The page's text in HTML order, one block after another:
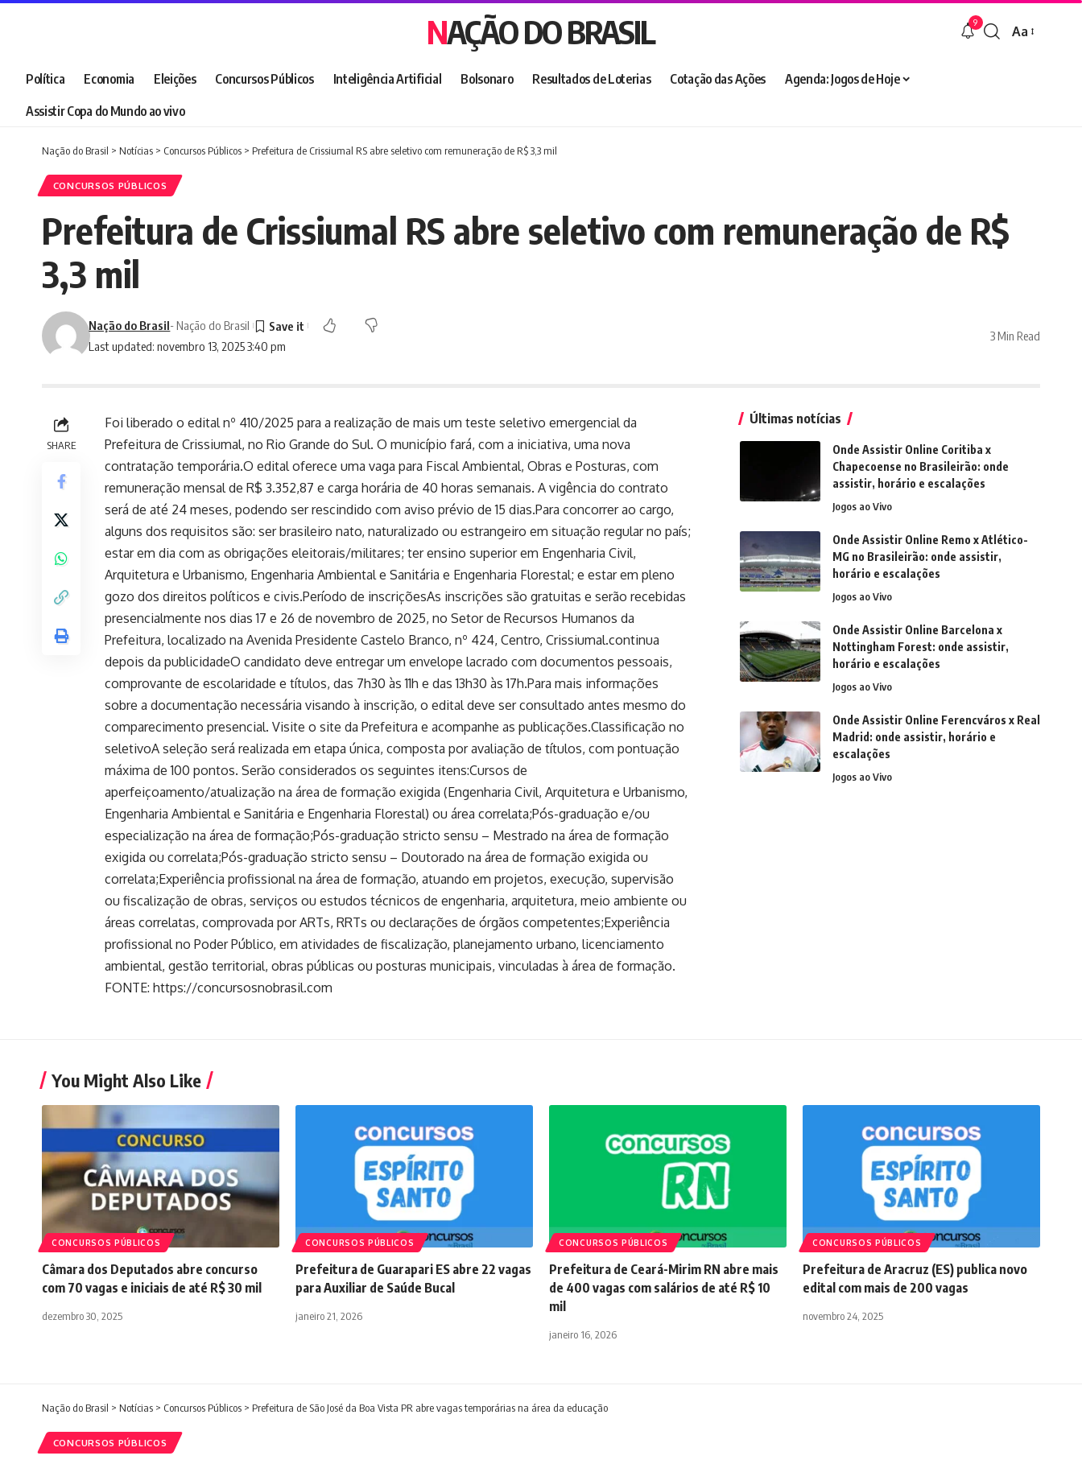
NAÇÃO DO BRASIL 9
Font
Aa
Política Economia Eleições Concursos Públicos Inteligência Artificial Bolsonaro Resultados de Loterias Cotação das Ações
Agenda: Jogos de Hoje
Assistir Copa do Mundo ao vivo
Nação do Brasil > Notícias > Concursos Públicos > Prefeitura de Crissiumal RS abre seletivo com remuneração de R$ 3,3 mil
CONCURSOS PÚBLICOS
Prefeitura de Crissiumal RS abre seletivo com remuneração de R$
3,3 mil
Last updated: novembro 13, 2025 3:40 pm
Nação do Brasil- Nação do Brasil
3 Min Read
SHARE
Foi liberado o edital nº 410/2025 para a realização de mais um teste seletivo emergencial da
Prefeitura de Crissiumal, no Rio Grande do Sul. O município fará, com a iniciativa, uma nova
contratação temporária.O edital oferece uma vaga para Fiscal Ambiental, Obras e Posturas, com
remuneração mensal de R$ 3.352,87 e carga horária de 40 horas semanais. A vigência do contrato
será de até 24 meses, podendo ser rescindido com aviso prévio de 15 dias.Para concorrer ao cargo,
alguns dos requisitos são: ser brasileiro nato, naturalizado ou estrangeiro em situação regular no país;
estar em dia com as obrigações eleitorais/militares; ter ensino superior em Engenharia Civil,
Arquitetura e Urbanismo, Engenharia Ambiental e Sanitária e Engenharia Florestal; e estar em pleno
gozo dos direitos políticos e civis.Período de inscriçõesAs inscrições são gratuitas e serão recebidas
presencialmente nos dias 17 e 26 de novembro de 2025, no Setor de Recursos Humanos da
Prefeitura, localizado na Avenida Presidente Castelo Branco, nº 424, Centro, Crissiumal.continua
depois da publicidadeO candidato deve entregar um envelope lacrado com documentos pessoais,
comprovante de escolaridade e títulos, das 7h30 às 11h e das 13h30 às 17h.Para mais informações
sobre a documentação necessária visando à inscrição, o edital deve ser consultado antes mesmo do
comparecimento presencial. Visite o site da Prefeitura e acompanhe as publicações.Classificação no
seletivoA seleção será realizada em etapa única, composta por avaliação de títulos, com pontuação
máxima de 100 pontos. Serão considerados os seguintes itens:Cursos de
aperfeiçoamento/atualização na área de formação exigida (Engenharia Civil, Arquitetura e Urbanismo,
Engenharia Ambiental e Sanitária e Engenharia Florestal) ou área correlata;Pós-graduação e/ou
especialização na área de formação;Pós-graduação stricto sensu – Mestrado na área de formação
exigida ou correlata;Pós-graduação stricto sensu – Doutorado na área de formação exigida ou
correlata;Experiência profissional na área de formação, atuando em projetos, execução, supervisão
ou fiscalização de obras, serviços ou estudos técnicos de engenharia, arquitetura, meio ambiente ou
áreas correlatas, comprovada por ARTs, RRTs ou declarações de órgãos competentes;Experiência
profissional no Poder Público, em atividades de fiscalização, planejamento urbano, licenciamento
ambiental, gestão territorial, obras públicas ou posturas municipais, vinculadas à área de formação.
FONTE: https://concursosnobrasil.com
Últimas notícias
Onde Assistir Online Coritiba x
Chapecoense no Brasileirão: onde
assistir, horário e escalações
Jogos ao Vivo
Onde Assistir Online Remo x Atlético-
MG no Brasileirão: onde assistir,
horário e escalações
Jogos ao Vivo
Onde Assistir Online Barcelona x
Nottingham Forest: onde assistir,
horário e escalações
Jogos ao Vivo
Onde Assistir Online Ferencváros x Real
Madrid: onde assistir, horário e
escalações
Jogos ao Vivo
You Might Also Like
CONCURSOS PÚBLICOS
Câmara dos Deputados abre concurso
com 70 vagas e iniciais de até R$ 30 mil
dezembro 30, 2025
CONCURSOS PÚBLICOS
Prefeitura de Guarapari ES abre 22 vagas
para Auxiliar de Saúde Bucal
janeiro 21, 2026
CONCURSOS PÚBLICOS
Prefeitura de Ceará-Mirim RN abre mais
de 400 vagas com salários de até R$ 10
mil
janeiro 16, 2026
CONCURSOS PÚBLICOS
Prefeitura de Aracruz (ES) publica novo
edital com mais de 200 vagas
novembro 24, 2025
Nação do Brasil > Notícias > Concursos Públicos > Prefeitura de São José da Boa Vista PR abre vagas temporárias na área da educação
CONCURSOS PÚBLICOS